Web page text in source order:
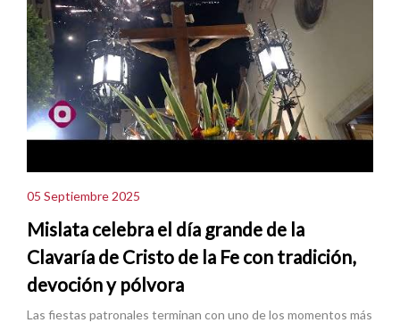
05 Septiembre 2025
Mislata celebra el día grande de la
Clavaría de Cristo de la Fe con tradición,
devoción y pólvora
Las fiestas patronales terminan con uno de los momentos más